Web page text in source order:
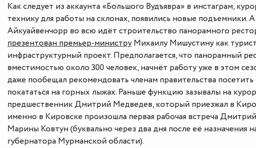
Как следует из аккаунта «Большого Вудъявра» в инстаграм,
технику для работы на склонах, появились новые подъемники.
Айкуайвенчорр во всю идёт строительство панорамного
презентован премьер-министру Михаилу Мишустину как
инфраструктурный проект. Предполагается, что панорамный
вместимостью около 300 человек, начнёт работу уже в этом
даже пообещал рекомендовать членам правительства посетить
покататься на горных лыжах. Раньше функцию зазывалы на
предшественник Дмитрий Медведев, который приезжал в
именно в Кировске произошла первая рабочая встреча
Марины Ковтун (буквально через два дня после её назначения
губернатора Мурманской области).